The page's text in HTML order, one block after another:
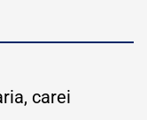
carei